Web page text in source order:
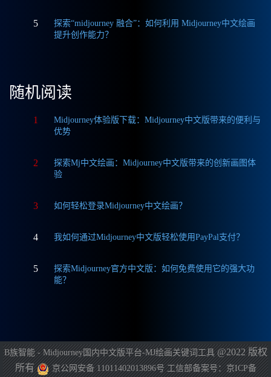
5
探索“midjourney 融合”：如何利用 Midjourney中文绘画
提升创作能力？
随机阅读
1
Midjourney体验版下载：Midjourney中文版带来的便利与
优势
2
探索Mj中文绘画：Midjourney中文版带来的创新画图体
验
3 如何轻松登录Midjourney中文绘画？
4 我如何通过Midjourney中文版轻松使用PayPal支付？
5
探索Midjourney官方中文版：如何免费使用它的强大功
能？
B族智能 - Midjourney国内中文版平台-MJ绘画关键词工具@2022 版权
所有
京公网安备 11011402013896号 工信部备案号：京ICP备